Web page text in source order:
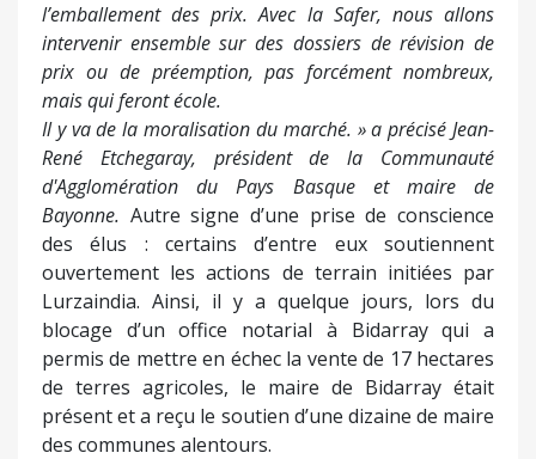
l’emballement des prix. Avec la Safer, nous allons
intervenir ensemble sur des dossiers de révision de
prix ou de préemption, pas forcément nombreux,
mais qui feront école.
Il y va de la moralisation du marché. » a précisé Jean-
René Etchegaray, président de la Communauté
d'Agglomération du Pays Basque et maire de
Bayonne. Autre signe d’une prise de conscience
des élus : certains d’entre eux soutiennent
ouvertement les actions de terrain initiées par
Lurzaindia. Ainsi, il y a quelque jours, lors du
blocage d’un office notarial à Bidarray qui a
permis de mettre en échec la vente de 17 hectares
de terres agricoles, le maire de Bidarray était
présent et a reçu le soutien d’une dizaine de maire
des communes alentours.